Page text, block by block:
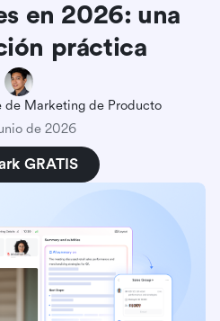
en 2026: una
práctica
de Marketing de Producto
de 2026
GRATIS